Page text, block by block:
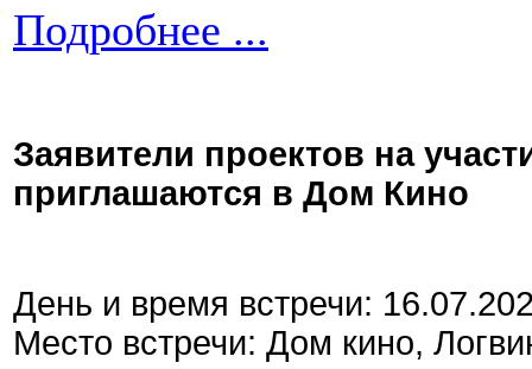
Подробнее ...
Заявители проектов на
приглашаются в Дом Кино
День и время встречи:
Место встречи: Дом кино,